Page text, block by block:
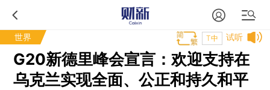
世界 试听
T中
G20新德里峰会宣言：欢迎支持在
乌克兰实现全面、公正和持久和平